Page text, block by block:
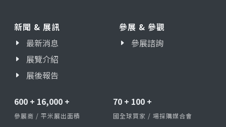
新聞 & 展訊
最新消息
展覽介紹
展後報告
參展 & 參觀
參展諮詢
600 + 16,000 +
參展商 / 平米展出面積
70 + 100 +
國全球買家 / 場採購媒合會